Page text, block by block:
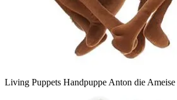
Living Puppets Handpuppe Anton die Ameise